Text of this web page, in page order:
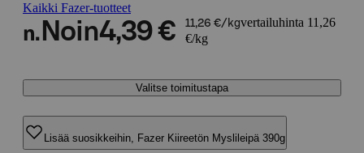
Kaikki Fazer-tuotteet
n. Noin4,39 € 11,26 €/kgvertailuhinta 11,26
€/kg
Valitse toimitustapa
Lisää suosikkeihin, Fazer Kiireetön Myslileipä 390g